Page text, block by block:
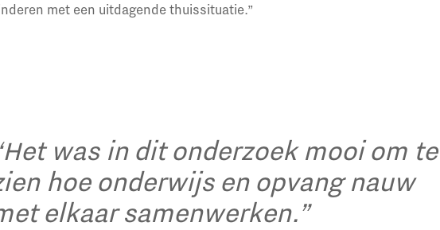
met een uitdagende thuissituatie.”
was in dit onderzoek mooi om te
hoe onderwijs en opvang nauw
elkaar samenwerken.”